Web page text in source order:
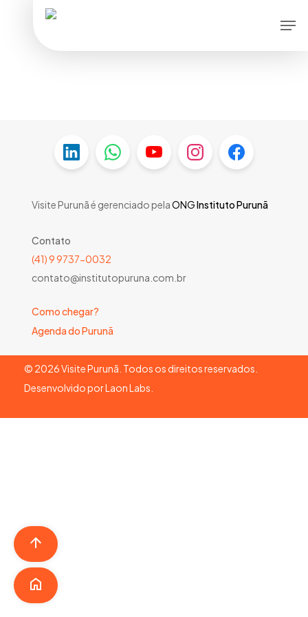
Visite Purunã é gerenciado pelaONGInstituto Purunã
Contato
(41) 9 9737-0032
contato@institutopuruna.com.br
Como chegar?
Agenda do Purunã
© 2026Visite Purunã. Todos os direitos reservados.
Desenvolvido porLaon Labs